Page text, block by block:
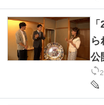
ら
公